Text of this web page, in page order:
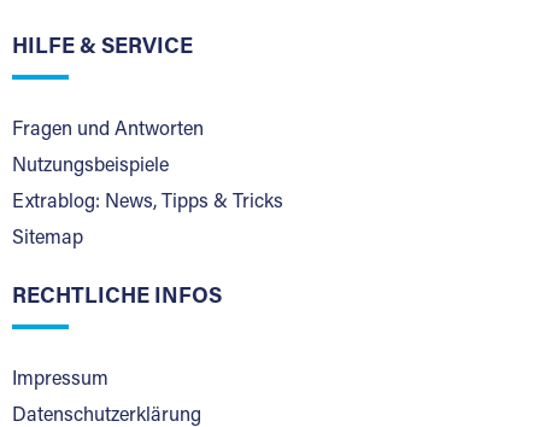
HILFE & SERVICE
Fragen und Antworten
Nutzungsbeispiele
Extrablog: News, Tipps & Tricks
Sitemap
RECHTLICHE INFOS
Impressum
Datenschutzerklärung